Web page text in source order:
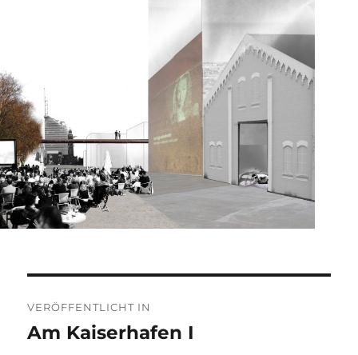
VERÖFFENTLICHT IN
Am Kaiserhafen I